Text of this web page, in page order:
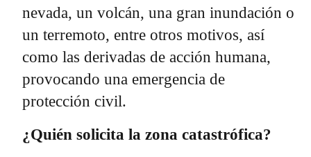
nevada, un volcán, una gran inundación o
un terremoto, entre otros motivos, así
como las derivadas de acción humana,
provocando una emergencia de
protección civil.
¿Quién solicita la zona catastrófica?